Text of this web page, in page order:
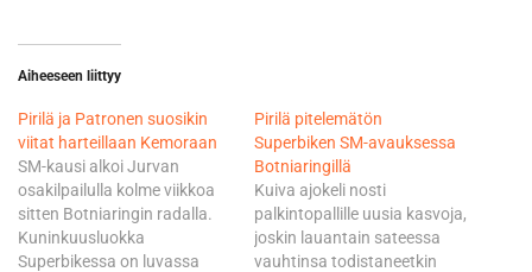
Aiheeseen liittyy
Pirilä ja Patronen suosikin
viitat harteillaan Kemoraan
SM-kausi alkoi Jurvan
osakilpailulla kolme viikkoa
sitten Botniaringin radalla.
Kuninkuusluokka
Superbikessa on luvassa
Pirilä pitelemätön
Superbiken SM-avauksessa
Botniaringillä
Kuiva ajokeli nosti
palkintopallille uusia kasvoja,
joskin lauantain sateessa
vauhtinsa todistaneetkin